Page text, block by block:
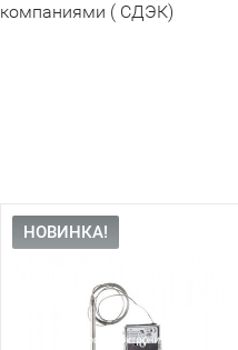
компаниями ( СДЭК)
НОВИНКА!